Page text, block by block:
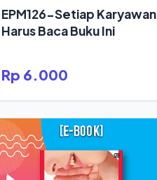
EPM126-Setiap Karyawan
Harus Baca Buku Ini
Rp 6.000